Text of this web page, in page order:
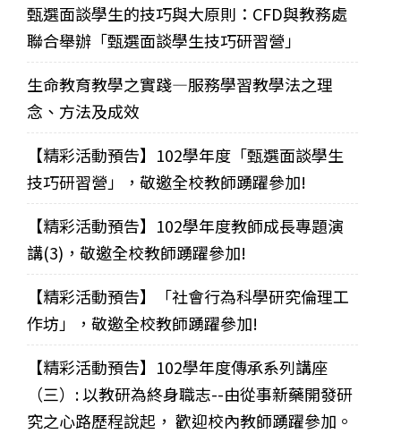
甄選面談學生的技巧與大原則：CFD與教務處
聯合舉辦「甄選面談學生技巧研習營」
生命教育教學之實踐—服務學習教學法之理
念、方法及成效
【精彩活動預告】102學年度「甄選面談學生
技巧研習營」，敬邀全校教師踴躍參加!
【精彩活動預告】102學年度教師成長專題演
講(3)，敬邀全校教師踴躍參加!
【精彩活動預告】「社會行為科學研究倫理工
作坊」，敬邀全校教師踴躍參加!
【精彩活動預告】102學年度傳承系列講座
（三）: 以教研為終身職志--由從事新藥開發研
究之心路歷程說起， 歡迎校內教師踴躍參加。